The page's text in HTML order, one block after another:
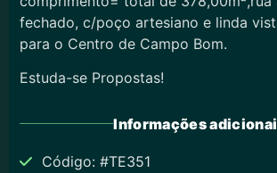
fechado, c/poço artesiano e linda
para o Centro de Campo Bom.
Estuda-se Propostas!
Informações
Código: #TE351